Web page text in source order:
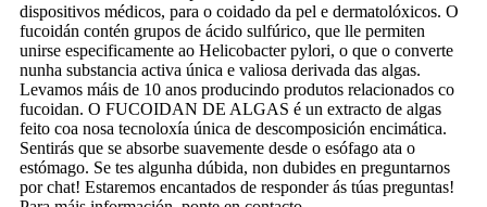
dispositivos médicos, para o coidado da pel e dermatolóxicos. O
fucoidán contén grupos de ácido sulfúrico, que lle permiten
unirse especificamente ao Helicobacter pylori, o que o converte
nunha substancia activa única e valiosa derivada das algas.
Levamos máis de 10 anos producindo produtos relacionados co
fucoidan. O FUCOIDAN DE ALGAS é un extracto de algas
feito coa nosa tecnoloxía única de descomposición encimática.
Sentirás que se absorbe suavemente desde o esófago ata o
estómago. Se tes algunha dúbida, non dubides en preguntarnos
por chat! Estaremos encantados de responder ás túas preguntas!